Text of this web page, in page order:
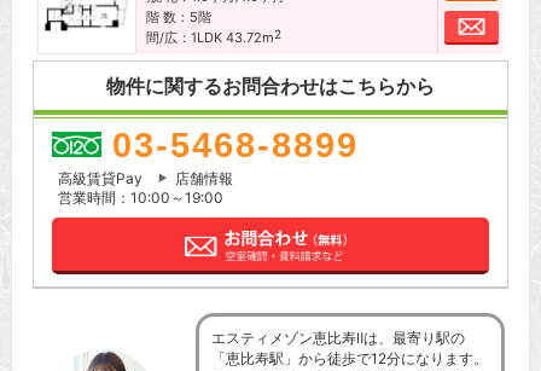
階 数：5階
間/広：1LDK 43.72m2
お問
物件に関するお問合わせはこちらから
03-5468-8899
高級賃貸Pay
店舗情報
営業時間：10:00～19:00
エスティメゾン恵比寿Ⅱは、最寄り駅の
「恵比寿駅」から徒歩で12分になります。